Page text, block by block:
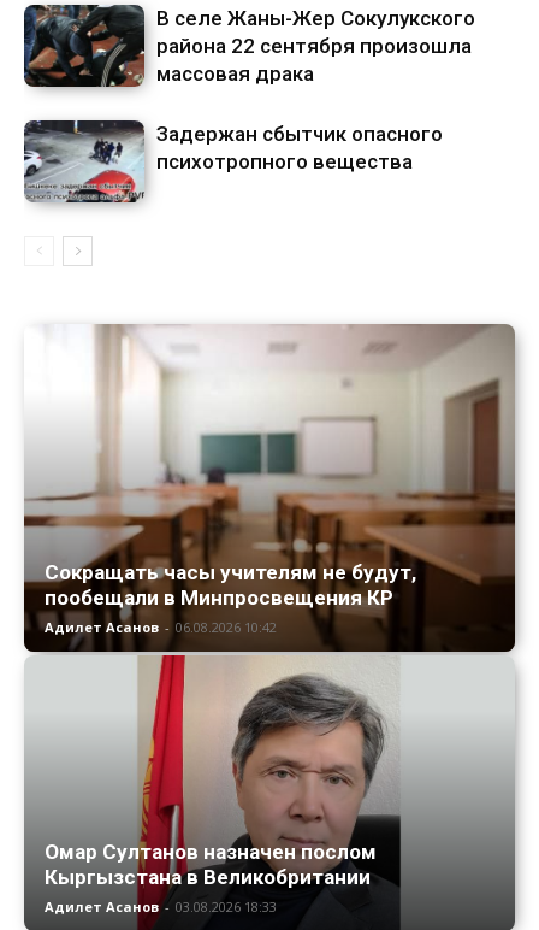
В селе Жаны-Жер Сокулукского
района 22 сентября произошла
массовая драка
Задержан сбытчик опасного
психотропного вещества
Сокращать часы учителям не будут,
пообещали в Минпросвещения КР
Адилет Асанов - 06.08.2026 10:42
Омар Султанов назначен послом
Кыргызстана в Великобритании
Адилет Асанов - 03.08.2026 18:33